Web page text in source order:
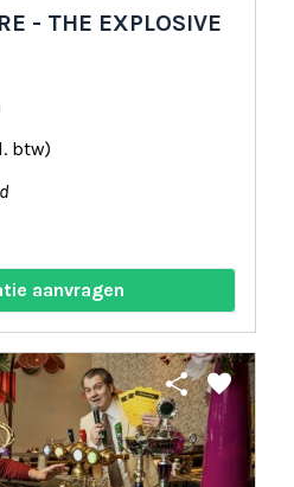
- THE EXPLOSIVE
btw)
aanvragen
share favorite